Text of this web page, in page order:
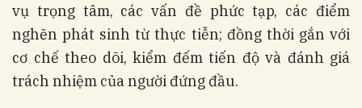
vụ trọng tâm, các vấn đề phức tạp, các điểm
nghẽn phát sinh từ thực tiễn; đồng thời gắn với
cơ chế theo dõi, kiểm đếm tiến độ và đánh giá
trách nhiệm của người đứng đầu.